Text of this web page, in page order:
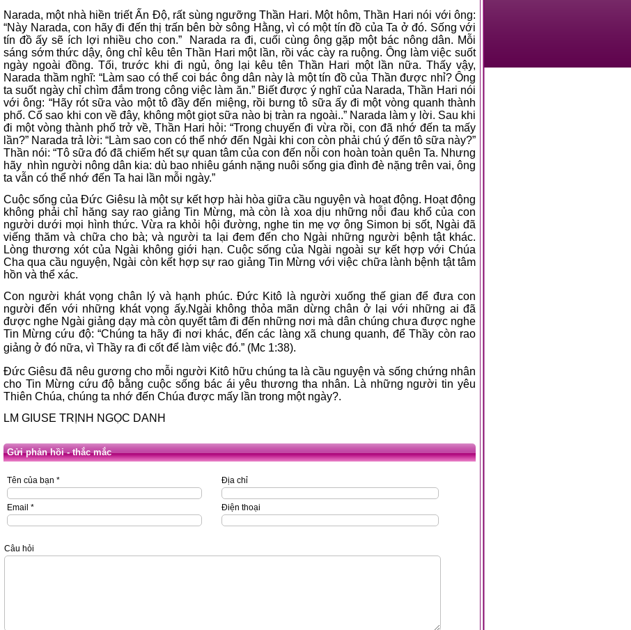
Narada, một nhà hiền triết Ấn Độ, rất sùng ngưỡng Thần Hari. Một hôm, Thần Hari nói với ông:
“Này Narada, con hãy đi đến thị trấn bên bờ sông Hằng, vì có một tín đồ của Ta ở đó. Sống với
tín đồ ấy sẽ ích lợi nhiều cho con.” Narada ra đi, cuối cùng ông gặp một bác nông dân. Mỗi
sáng sớm thức dậy, ông chỉ kêu tên Thần Hari một lần, rồi vác cày ra ruộng. Ông làm việc suốt
ngày ngoài đồng. Tối, trước khi đi ngủ, ông lại kêu tên Thần Hari một lần nữa. Thấy vậy,
Narada thầm nghĩ: “Làm sao có thể coi bác ông dân này là một tín đồ của Thần được nhỉ? Ông
ta suốt ngày chỉ chìm đắm trong công việc làm ăn.” Biết được ý nghĩ của Narada, Thần Hari nói
với ông: “Hãy rót sữa vào một tô đầy đến miệng, rồi bưng tô sữa ấy đi một vòng quanh thành
phố. Cố sao khi con về đây, không một giọt sữa nào bị tràn ra ngoài..” Narada làm y lời. Sau khi
đi một vòng thành phố trở về, Thần Hari hỏi: “Trong chuyến đi vừa rồi, con đã nhớ đến ta mấy
lần?” Narada trả lời: “Làm sao con có thể nhớ đến Ngài khi con còn phải chú ý đến tô sữa này?”
Thần nói: “Tô sữa đó đã chiếm hết sự quan tâm của con đến nỗi con hoàn toàn quên Ta. Nhưng
hãy nhìn người nông dân kia: dù bao nhiêu gánh nặng nuôi sống gia đình đè nặng trên vai, ông
ta vẫn có thể nhớ đến Ta hai lần mỗi ngày.”
Cuộc sống của Đức Giêsu là một sự kết hợp hài hòa giữa cầu nguyện và hoạt động. Hoạt động
không phải chỉ hăng say rao giảng Tin Mừng, mà còn là xoa dịu những nỗi đau khổ của con
người dưới mọi hình thức. Vừa ra khỏi hội đường, nghe tin mẹ vợ ông Simon bị sốt, Ngài đã
viếng thăm và chữa cho bà; và người ta lại đem đến cho Ngài những người bệnh tật khác.
Lòng thương xót của Ngài không giới hạn. Cuộc sống của Ngài ngoài sự kết hợp với Chúa
Cha qua cầu nguyện, Ngài còn kết hợp sự rao giảng Tin Mừng với việc chữa lành bệnh tật tâm
hồn và thể xác.
Con người khát vọng chân lý và hạnh phúc. Đức Kitô là người xuống thế gian để đưa con
người đến với những khát vọng ấy.Ngài không thỏa mãn dừng chân ở lại với những ai đã
được nghe Ngài giảng dạy mà còn quyết tâm đi đến những nơi mà dân chúng chưa được nghe
Tin Mừng cứu độ: “Chúng ta hãy đi nơi khác, đến các làng xã chung quanh, để Thầy còn rao
giảng ở đó nữa, vì Thầy ra đi cốt để làm việc đó.” (Mc 1:38).
Đức Giêsu đã nêu gương cho mỗi người Kitô hữu chúng ta là cầu nguyện và sống chứng nhân
cho Tin Mừng cứu độ bằng cuộc sống bác ái yêu thương tha nhân. Là những người tin yêu
Thiên Chúa, chúng ta nhớ đến Chúa được mấy lần trong một ngày?.
LM GIUSE TRỊNH NGỌC DANH
Gửi phản hồi - thắc mắc
Tên của bạn * Địa chỉ
Email * Điện thoại
Câu hỏi